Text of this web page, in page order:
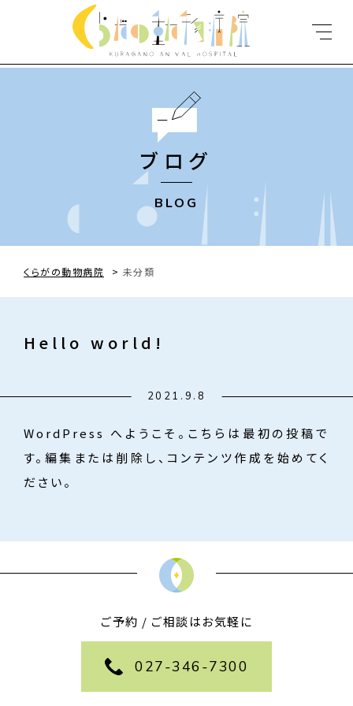
ブログ
BLOG
くらがの動物病院 > 未分類
Hello world!
2021.9.8
WordPress へようこそ。こちらは最初の投稿で
す。編集または削除し、コンテンツ作成を始めてく
ださい。
ご予約 / ご相談はお気軽に
027-346-7300